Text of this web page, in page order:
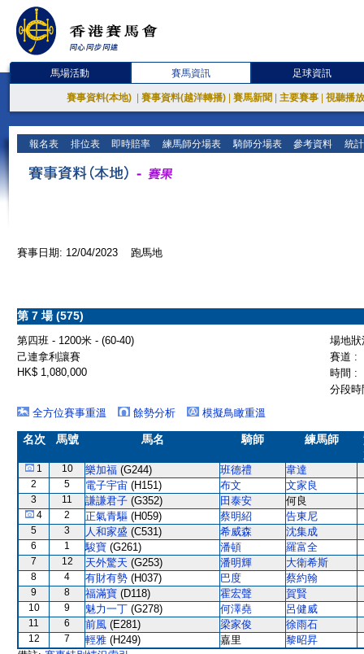
馬場活動 賽馬資訊 足球資訊
賽事資料(本地) 賽事資料(越洋轉播) 賽馬新聞 主要賽事 視聽播
報名表 排位表 即時賠率 練馬師分場表 騎師分場表 參考資料 統
賽事日期: 12/04/2023 跑馬地
第 7 場 (575)
第四班 - 1200米 - (60-40)
場地
己連拿利讓賽
賽道 :
HK$ 1,080,000
時間 :
分段
全方位賽事重溫
餘勢分析 模擬鳥瞰重溫
名次 馬號 馬名 騎師 練馬師
1 10 樂加福 (G244) 班德禮 韋達
2 5 電子宇宙 (H151) 布文 文家良
3 11 謙謙君子 (G352) 田泰安 何良
4 2 正氣青驅 (H059) 蔡明紹 告東尼
5 3 人和家盛 (C531) 希威森 沈集成
6 1 駿寶 (G261) 潘頓 羅富全
7 12 天外驚天 (G253) 潘明輝 大衛希斯
8 4 有財有勢 (H037) 巴度 蔡約翰
9 8 福滿寶 (D118) 霍宏聲 賀賢
10 9 魅力一丁 (G278) 何澤堯 呂健威
11 6 前風 (E281) 梁家俊 徐雨石
12 7 輕雅 (H249) 嘉里
黎昭昇